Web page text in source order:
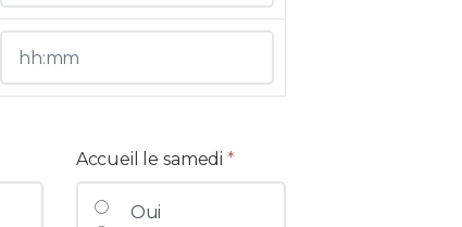
Accueil le samedi *
Oui